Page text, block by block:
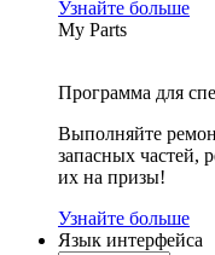
Узнайте больше
My Parts
Программа для
Выполняйте
запасных частей,
их на призы!
Узнайте больше
Язык интерфейса